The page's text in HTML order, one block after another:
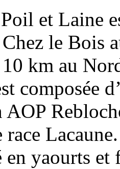
et Laine
le Bois
km au
composée
AOP
race
en yaourts et